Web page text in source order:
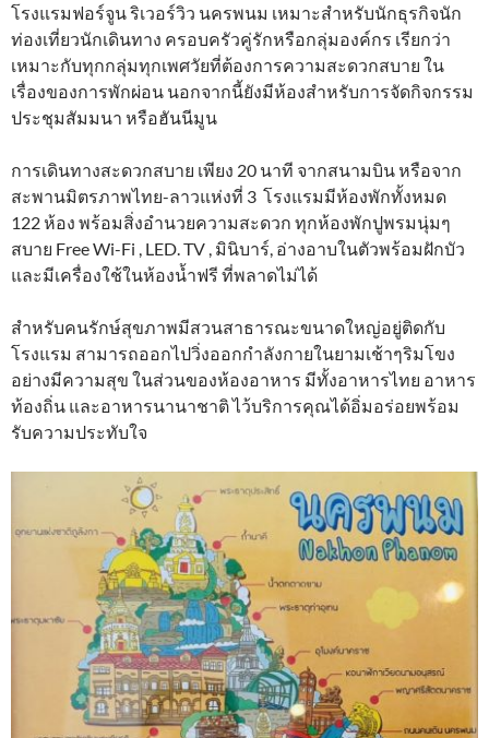
โรงแรมฟอร์จูน ริเวอร์วิว นครพนม เหมาะสำหรับนักธุรกิจนัก
ท่องเที่ยวนักเดินทาง ครอบครัวคู่รักหรือกลุ่มองค์กร เรียกว่า
เหมาะกับทุกกลุ่มทุกเพศวัยที่ต้องการความสะดวกสบาย ใน
เรื่องของการพักผ่อน นอกจากนี้ยังมีห้องสำหรับการจัดกิจกรรม
ประชุมสัมมนา หรือฮันนีมูน
การเดินทางสะดวกสบาย เพียง 20 นาที จากสนามบิน หรือจาก
สะพานมิตรภาพไทย-ลาวแห่งที่ 3 โรงแรมมีห้องพักทั้งหมด
122 ห้อง พร้อมสิ่งอำนวยความสะดวก ทุกห้องพักปูพรมนุ่มๆ
สบาย Free Wi-Fi , LED. TV , มินิบาร์, อ่างอาบในตัวพร้อมฝักบัว
และมีเครื่องใช้ในห้องน้ำฟรี ที่พลาดไม่ได้
สำหรับคนรักษ์สุขภาพมีสวนสาธารณะขนาดใหญ่อยู่ติดกับ
โรงแรม สามารถออกไปวิ่งออกกำลังกายในยามเช้าๆริมโขง
อย่างมีความสุข ในส่วนของห้องอาหาร มีทั้งอาหารไทย อาหาร
ท้องถิ่น และอาหารนานาชาติ ไว้บริการคุณได้อิ่มอร่อยพร้อม
รับความประทับใจ